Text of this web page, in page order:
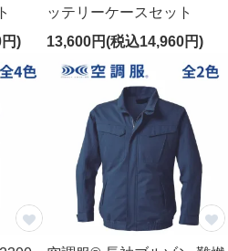
)
ッテリーケースセット
13,600円(税込14,960円)